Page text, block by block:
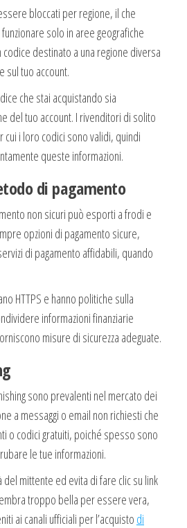
bloccati per regione, il che
solo in aree geografiche
destinato a una regione diversa
sul tuo account.
che stai acquistando sia
del tuo account. I rivenditori di solito
i loro codici sono validi, quindi
queste informazioni.
di pagamento
non sicuri può esporti a frodi e
opzioni di pagamento sicure,
di pagamento affidabili, quando
HTTPS e hanno politiche sulla
informazioni finanziarie
misure di sicurezza adeguate.
sono prevalenti nel mercato dei
a messaggi o email non richiesti che
o codici gratuiti, poiché spesso sono
le tue informazioni.
del mittente ed evita di fare clic su link
troppo bella per essere vera,
ai canali ufficiali per l’acquisto di